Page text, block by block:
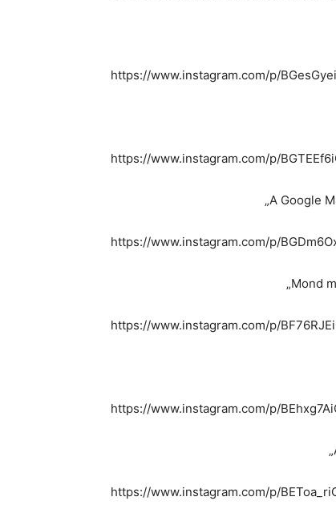
https://www.instagram.com/p/
https://www.instagram.com/p/
„A Google
https://www.instagram.com/p/
„Mond
https://www.instagram.com/p/
https://www.instagram.com/p/
https://www.instagram.com/p/